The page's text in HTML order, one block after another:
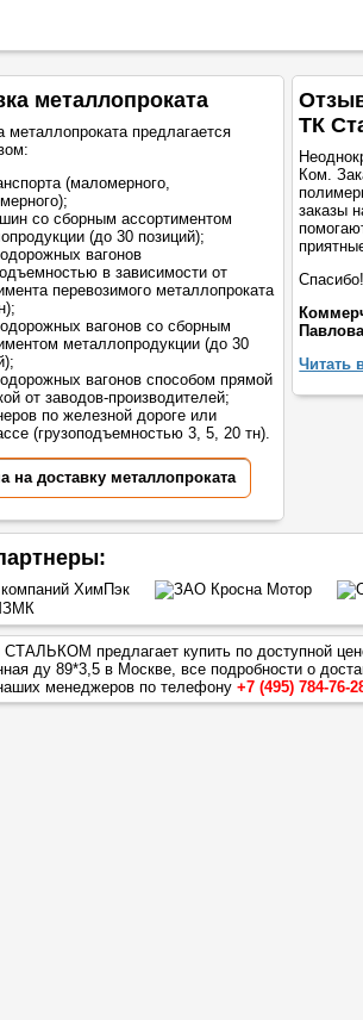
металлопроката
металлопроката предлагается
(маломерного,
со сборным ассортиментом
(до 30 позиций);
вагонов
в зависимости от
перевозимого металлопроката
вагонов со сборным
металлопродукции (до 30
вагонов способом прямой
от заводов-производителей;
по железной дороге или
(грузоподъемностью 3, 5, 20 тн).
на доставку металлопроката
ТК
Ком.
заказы
Читать
СТАЛЬКОМ предлагает купить по доступной
ду 89*3,5 в Москве, все подробности о
менеджеров по телефону +7 (495) 784-76-